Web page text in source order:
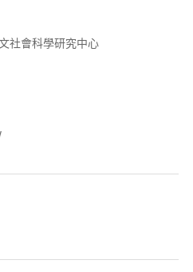
社會科學研究中心